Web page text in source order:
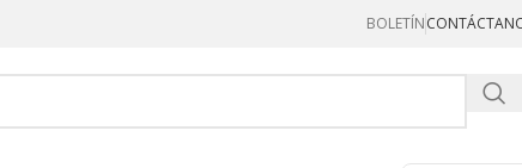
BOLETÍN